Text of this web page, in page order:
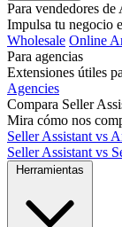
Para vendedores de
Impulsa tu negocio
Wholesale Online
Para agencias
Extensiones útiles
Agencies
Compara Seller
Mira cómo nos
Seller Assistant vs
Seller Assistant vs